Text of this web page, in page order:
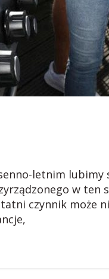
letnim lubimy
w ten
czynnik może